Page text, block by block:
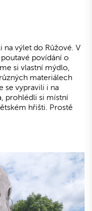
na výlet do Růžové. V
povídání o
si vlastní mýdlo,
materiálech
se vypravili i na
prohlédli si místní
hřišti. Prostě